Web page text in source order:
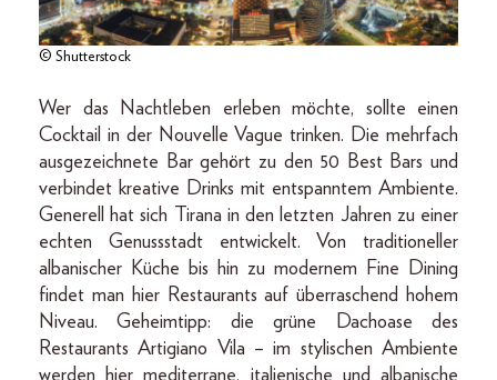
© Shutterstock
Wer das Nachtleben erleben möchte, sollte einen
Cocktail in der Nouvelle Vague trinken. Die mehrfach
ausgezeichnete Bar gehört zu den 50 Best Bars und
verbindet kreative Drinks mit entspanntem Ambiente.
Generell hat sich Tirana in den letzten Jahren zu einer
echten Genussstadt entwickelt. Von traditioneller
albanischer Küche bis hin zu modernem Fine Dining
findet man hier Restaurants auf überraschend hohem
Niveau. Geheimtipp: die grüne Dachoase des
Restaurants Artigiano Vila – im stylischen Ambiente
werden hier mediterrane, italienische und albanische